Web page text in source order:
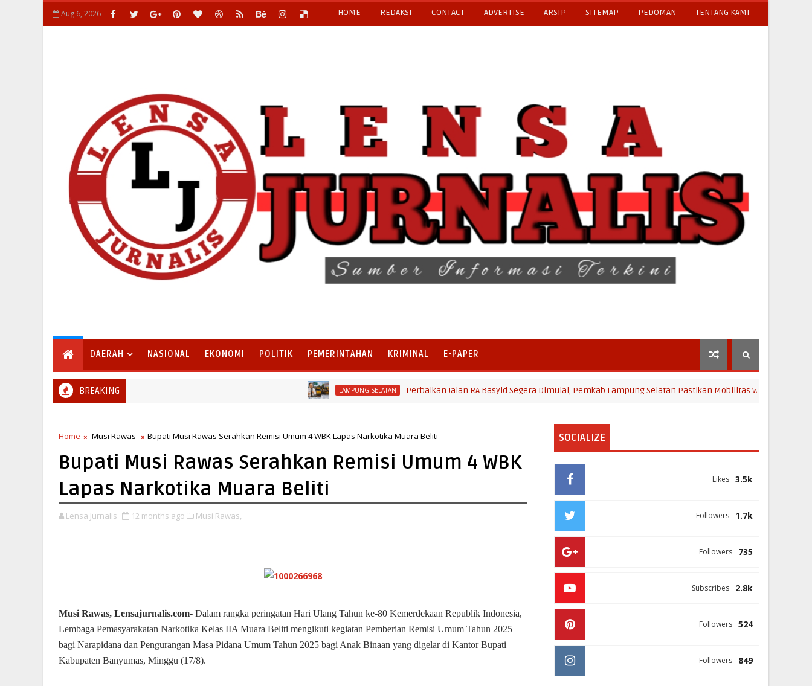
Aug 6, 2026 HOME REDAKSI CONTACT ADVERTISE ARSIP SITEMAP PEDOMAN TENTANG KAMI
DAERAH NASIONAL EKONOMI POLITIK PEMERINTAHAN KRIMINAL E-PAPER
BREAKING LAMPUNG SELATAN Perbaikan Jalan RA Basyid Segera Dimulai, Pemkab Lampung Selatan Pastikan Mobilitas Warga Lebih Aman
Home Musi Rawas Bupati Musi Rawas Serahkan Remisi Umum 4 WBK Lapas Narkotika Muara Beliti
Bupati Musi Rawas Serahkan Remisi Umum 4 WBK
Lapas Narkotika Muara Beliti
Lensa Jurnalis 12 months ago Musi Rawas,
Musi Rawas, Lensajurnalis.com- Dalam rangka peringatan Hari Ulang Tahun ke-80 Kemerdekaan Republik Indonesia,
Lembaga Pemasyarakatan Narkotika Kelas IIA Muara Beliti mengikuti kegiatan Pemberian Remisi Umum Tahun 2025
bagi Narapidana dan Pengurangan Masa Pidana Umum Tahun 2025 bagi Anak Binaan yang digelar di Kantor Bupati
Kabupaten Banyumas, Minggu (17/8).
SOCIALIZE
3.5k
Likes
1.7k
Followers
735
Followers
2.8k
Subscribes
524
Followers
849
Followers